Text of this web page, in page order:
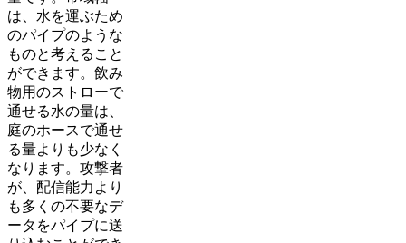
は、水を運ぶため
のパイプのような
ものと考えること
ができます。飲み
物用のストローで
通せる水の量は、
庭のホースで通せ
る量よりも少なく
なります。攻撃者
が、配信能力より
も多くの不要なデ
ータをパイプに送